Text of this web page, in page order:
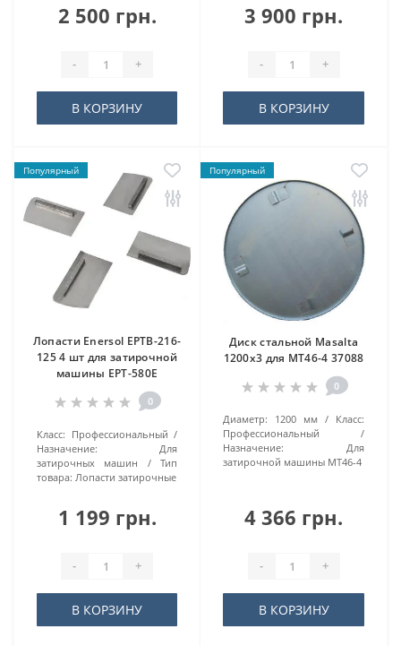
2 500 грн.
- +
В КОРЗИНУ
3 900 грн.
- +
В КОРЗИНУ
Популярный
Лопасти Enersol EPTB-216-
125 4 шт для затирочной
машины EPT-580E
0
Класс: Профессиональный
Назначение:
Для
затирочных машин
Тип
товара: Лопасти затирочные
1 199 грн.
- +
В КОРЗИНУ
Популярный
Диск стальной Masalta
1200х3 для MT46-4 37088
0
Диаметр: 1200 мм
Класс:
Профессиональный
Назначение:
Для
затирочной машины MT46-4
4 366 грн.
- +
В КОРЗИНУ